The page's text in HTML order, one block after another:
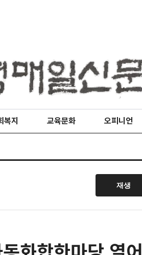
복지 교육문화 오피니언
재생